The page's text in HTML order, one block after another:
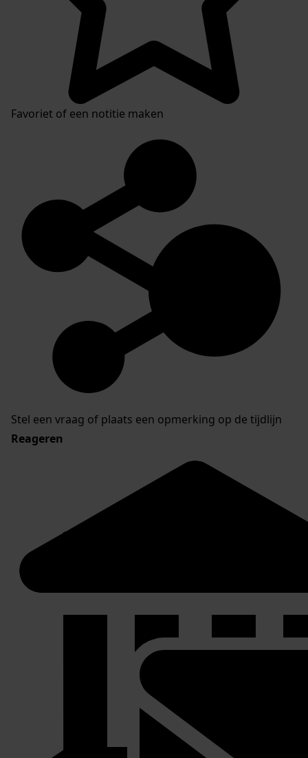
Favoriet of een notitie maken
Stel een vraag of plaats een opmerking op de tijdlijn
Reageren